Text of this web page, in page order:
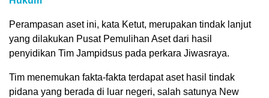
Perampasan aset ini, kata Ketut, merupakan tindak lanjut
yang dilakukan Pusat Pemulihan Aset dari hasil
penyidikan Tim Jampidsus pada perkara Jiwasraya.
Tim menemukan fakta-fakta terdapat aset hasil tindak
pidana yang berada di luar negeri, salah satunya New